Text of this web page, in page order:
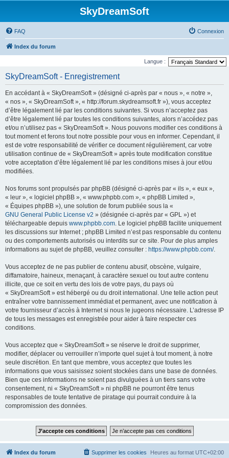
SkyDreamSoft
FAQ Connexion
Index du forum
Langue :
SkyDreamSoft - Enregistrement
En accédant à « SkyDreamSoft » (désigné ci-après par « nous », « notre »,
« nos », « SkyDreamSoft », « http://forum.skydreamsoft.fr »), vous acceptez
d’être légalement lié par les conditions suivantes. Si vous n’acceptez pas
d’être légalement lié par toutes les conditions suivantes, alors n’accédez pas
et/ou n’utilisez pas « SkyDreamSoft ». Nous pouvons modifier ces conditions à
tout moment et ferons tout notre possible pour vous en informer. Cependant, il
est de votre responsabilité de vérifier ce document régulièrement, car votre
utilisation continue de « SkyDreamSoft » après toute modification constitue
votre acceptation d’être légalement lié par les conditions mises à jour et/ou
modifiées.
Nos forums sont propulsés par phpBB (désigné ci-après par « ils », « eux »,
« leur », « logiciel phpBB », « www.phpbb.com », « phpBB Limited »,
« Équipes phpBB »), une solution de forum publiée sous la «
GNU General Public License v2 » (désignée ci-après par « GPL ») et
téléchargeable depuis www.phpbb.com. Le logiciel phpBB facilite uniquement
les discussions sur Internet ; phpBB Limited n’est pas responsable du contenu
ou des comportements autorisés ou interdits sur ce site. Pour de plus amples
informations au sujet de phpBB, veuillez consulter : https://www.phpbb.com/.
Vous acceptez de ne pas publier de contenu abusif, obscène, vulgaire,
diffamatoire, haineux, menaçant, à caractère sexuel ou tout autre contenu
illicite, que ce soit en vertu des lois de votre pays, du pays où
« SkyDreamSoft » est hébergé ou du droit international. Une telle action peut
entraîner votre bannissement immédiat et permanent, avec une notification à
votre fournisseur d’accès à Internet si nous le jugeons nécessaire. L’adresse IP
de tous les messages est enregistrée pour aider à faire respecter ces
conditions.
Vous acceptez que « SkyDreamSoft » se réserve le droit de supprimer,
modifier, déplacer ou verrouiller n’importe quel sujet à tout moment, à notre
seule discrétion. En tant que membre, vous acceptez que toutes les
informations que vous saisissez soient stockées dans une base de données.
Bien que ces informations ne soient pas divulguées à un tiers sans votre
consentement, ni « SkyDreamSoft » ni phpBB ne pourront être tenus
responsables de toute tentative de piratage qui pourrait conduire à la
compromission des données.
Index du forum Heures au format UTC+02:00
Supprimer les cookies